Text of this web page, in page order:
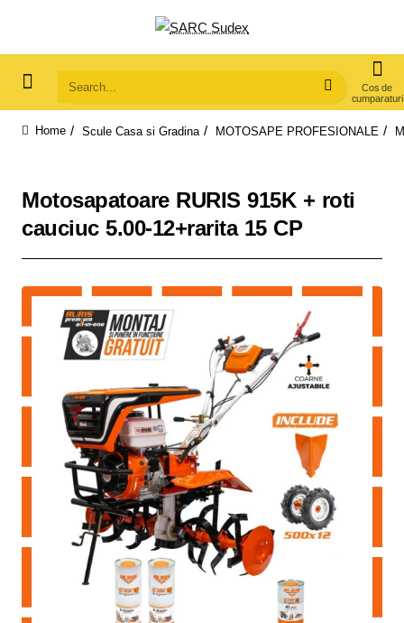
Search...
Scule Casa si Gradina MOTOSAPE PROFESIONALE
Motosapatoare RURIS 915K + roti
cauciuc 5.00-12+rarita 15 CP